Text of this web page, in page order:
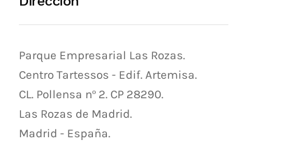
Parque Empresarial Las Rozas.
Centro Tartessos - Edif. Artemisa.
CL. Pollensa nº 2. CP 28290.
Las Rozas de Madrid.
Madrid - España.